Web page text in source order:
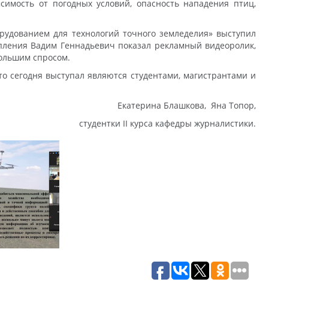
от погодных условий, опасность нападения птиц,
для технологий точного земледелия» выступил
Вадим Геннадьевич показал рекламный видеоролик,
спросом.
сегодня выступал являются студентами, магистрантами и
Екатерина Блашкова, Яна Топор,
студентки II курса кафедры журналистики.